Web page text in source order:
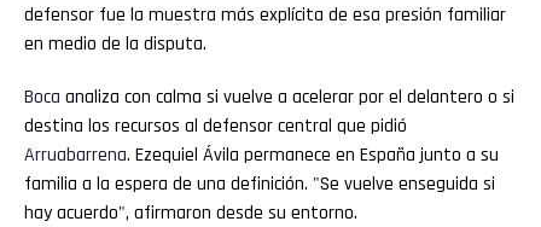
defensor fue la muestra más explícita de esa presión familiar
en medio de la disputa.
Boca analiza con calma si vuelve a acelerar por el delantero o si
destina los recursos al defensor central que pidió
Arruabarrena. Ezequiel Ávila permanece en España junto a su
familia a la espera de una definición. "Se vuelve enseguida si
hay acuerdo", afirmaron desde su entorno.